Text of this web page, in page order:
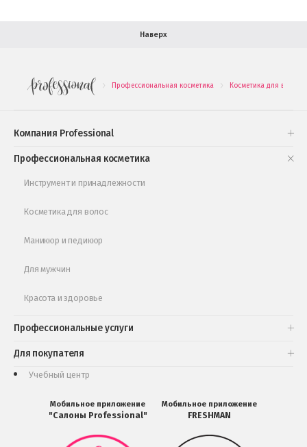
Наверх
. Профессиональная косметика . Косметика для волос
Компания Professional
Профессиональная косметика
Инструмент и принадлежности
Косметика для волос
Маникюр и педикюр
Для мужчин
Красота и здоровье
Профессиональные услуги
Для покупателя
Подарочные наборы
Обучающее видео
Учебный центр
Мобильное приложение
"Салоны Professional"
Мобильное
Мобильное приложение
FRESHMAN
Мобильное